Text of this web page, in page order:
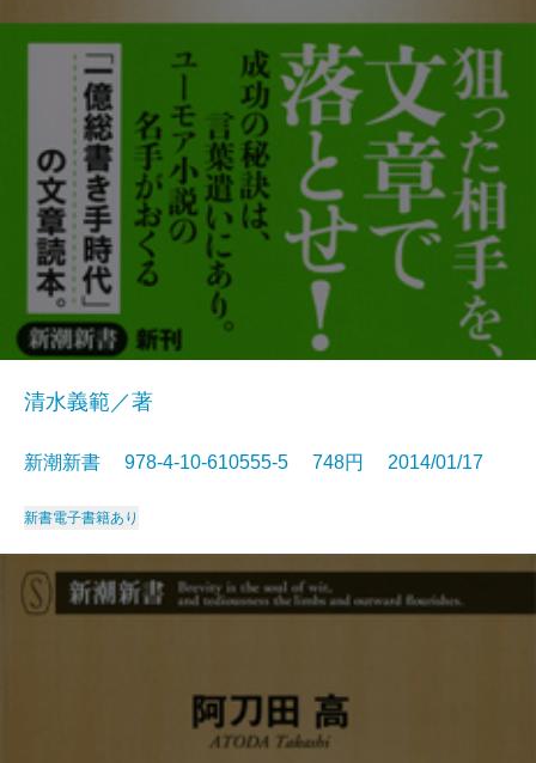
清水義範／著
新潮新書 978-4-10-610555-5 748円 2014/01/17
新書電子書籍あり